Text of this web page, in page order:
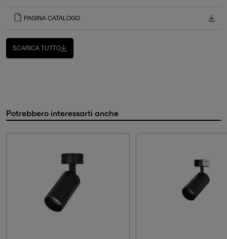
PAGINA CATALOGO
SCARICA TUTTO
Potrebbero interessarti anche